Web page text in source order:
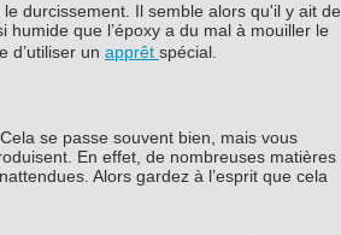
durcissement. Il semble alors qu'il y ait de
que l’époxy a du mal à mouiller le
d’utiliser un apprêt spécial.
se passe souvent bien, mais vous
En effet, de nombreuses matières
Alors gardez à l’esprit que cela